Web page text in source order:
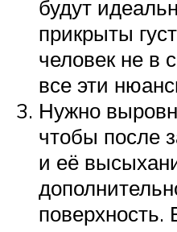
будут
прикрыты
человек не в
все эти
Нужно
чтобы после
и её
поверхность.